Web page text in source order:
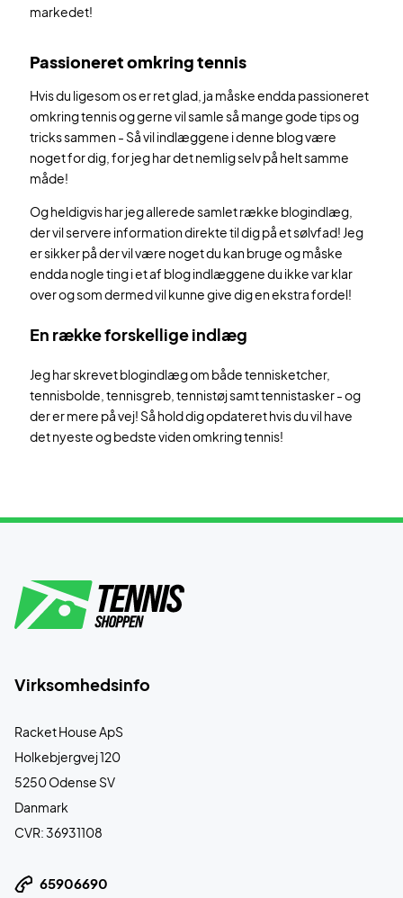
markedet!
Passioneret omkring tennis
Hvis du ligesom os er ret glad, ja måske endda passioneret
omkring tennis og gerne vil samle så mange gode tips og
tricks sammen - Så vil indlæggene i denne blog være
noget for dig, for jeg har det nemlig selv på helt samme
måde!
Og heldigvis har jeg allerede samlet række blogindlæg,
der vil servere information direkte til dig på et sølvfad! Jeg
er sikker på der vil være noget du kan bruge og måske
endda nogle ting i et af blog indlæggene du ikke var klar
over og som dermed vil kunne give dig en ekstra fordel!
En række forskellige indlæg
Jeg har skrevet blogindlæg om både tennisketcher,
tennisbolde, tennisgreb, tennistøj samt tennistasker - og
der er mere på vej! Så hold dig opdateret hvis du vil have
det nyeste og bedste viden omkring tennis!
Virksomhedsinfo
Racket House ApS
Holkebjergvej 120
5250 Odense SV
Danmark
CVR: 36931108
65906690